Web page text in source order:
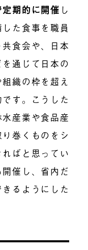
期的に開催 し
た食事を職員
食会や、日本
通じて日本の
織の枠を超え
す。こうした
産業や食品産
巻くものをシ
ばと思ってい
催し、省内だ
るようにした